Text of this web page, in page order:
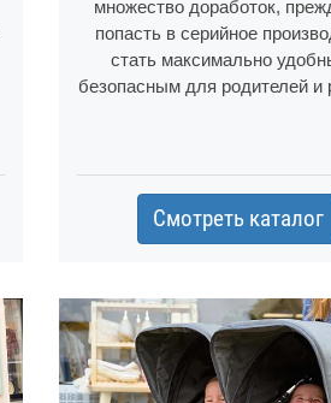
множество доработок,
попасть в серийное
стать максимально
безопасным для родителей и
Смотреть каталог